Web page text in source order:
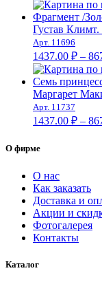
Густав
Арт. 11696
1437.00 ₽ –
Маргарет
Арт. 11737
1437.00 ₽ –
О фирме
О нас
Как заказать
Доставка и
Акции и
Фотогалерея
Контакты
Каталог